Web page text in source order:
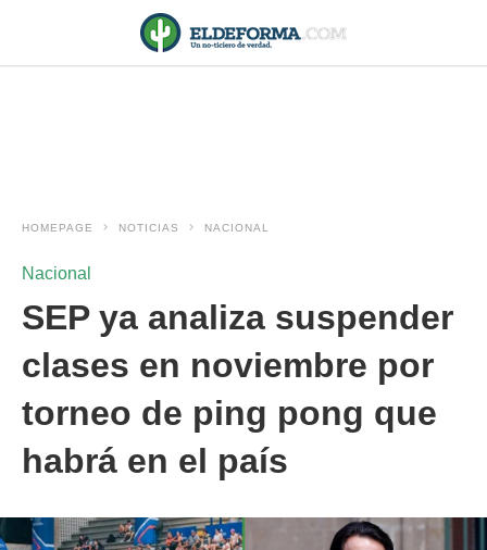
HOMEPAGE NOTICIAS NACIONAL
Nacional
SEP ya analiza suspender
clases en noviembre por
torneo de ping pong que
habrá en el país